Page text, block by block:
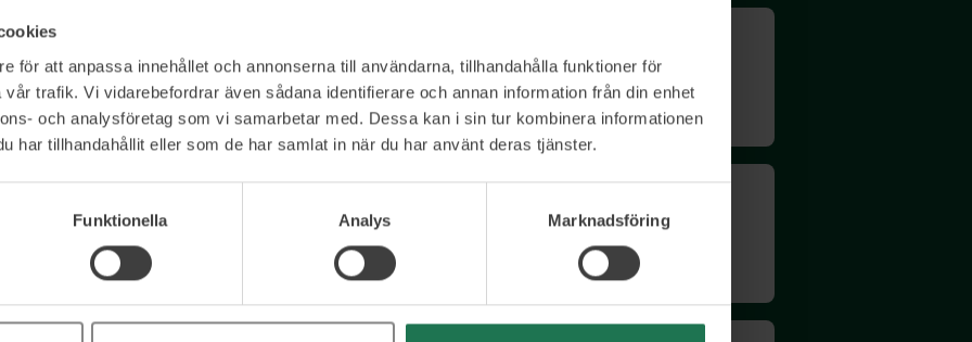
för att anpassa innehållet och annonserna till användarna, tillhandahålla funktioner för
trafik. Vi vidarebefordrar även sådana identifierare och annan information från din enhet
och analysföretag som vi samarbetar med. Dessa kan i sin tur kombinera informationen
har tillhandahållit eller som de har samlat in när du har använt deras tjänster.
Funktionella Analys Marknadsföring
adipiscing elit. Curabitur feugiat nisi rutrum, euismod justo et, lacinia elit. Quisque leo
iaculis turpis.
adipiscing elit. Curabitur feugiat nisi rutrum, euismod justo et, lacinia elit. Quisque leo
iaculis turpis.